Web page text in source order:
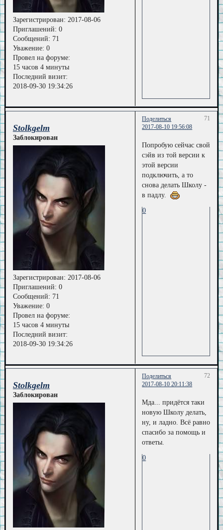
Зарегистрирован: 2017-08-06
Приглашений: 0
Сообщений: 71
Уважение: 0
Провел на форуме:
15 часов 4 минуты
Последний визит:
2018-09-30 19:34:26
Поделиться
71
2017-08-10 19:56:08
Stolkgelm
Заблокирован
Зарегистрирован: 2017-08-06
Приглашений: 0
Сообщений: 71
Уважение: 0
Провел на форуме:
15 часов 4 минуты
Последний визит:
2018-09-30 19:34:26
Попробую сейчас свой
сэйв из той версии к
этой версии
подключить, а то
снова делать Школу -
в падлу.
0
Поделиться
72
2017-08-10 20:11:38
Stolkgelm
Заблокирован
Мда... придётся таки
новую Школу делать,
ну, и ладно. Всё равно
спасибо за помощь и
ответы.
0